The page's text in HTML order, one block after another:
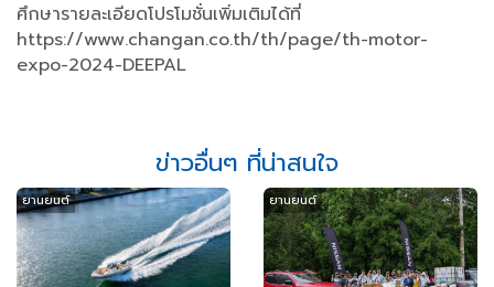
ศึกษารายละเอียดโปรโมชั่นเพิ่มเติมได้ที่
https://www.changan.co.th/th/page/th-motor-
expo-2024-DEEPAL
ข่าวอื่นๆ ที่น่าสนใจ
ยานยนต์ ยานยนต์